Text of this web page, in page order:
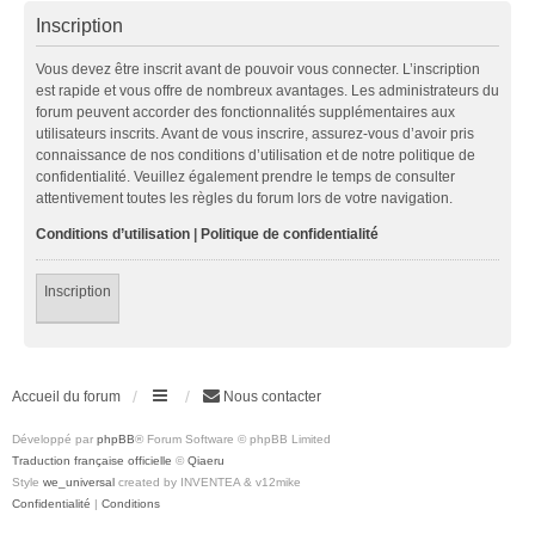
Inscription
Vous devez être inscrit avant de pouvoir vous connecter. L’inscription
est rapide et vous offre de nombreux avantages. Les administrateurs du
forum peuvent accorder des fonctionnalités supplémentaires aux
utilisateurs inscrits. Avant de vous inscrire, assurez-vous d’avoir pris
connaissance de nos conditions d’utilisation et de notre politique de
confidentialité. Veuillez également prendre le temps de consulter
attentivement toutes les règles du forum lors de votre navigation.
Conditions d’utilisation | Politique de confidentialité
Inscription
Accueil du forum Nous contacter
Développé par phpBB® Forum Software © phpBB Limited
Traduction française officielle © Qiaeru
Style we_universal created by INVENTEA & v12mike
Confidentialité | Conditions